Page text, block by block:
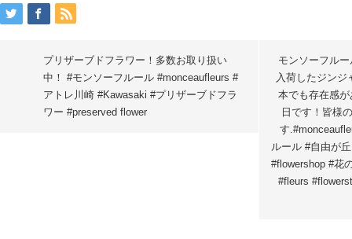
プリザーブドフラワー！多数お取り扱い
中！ #モンソーフルール #monceaufleurs #
アトレ川崎 #Kawasaki #プリザーブドフラ
ワー #preserved flower
モンソーフル
入荷したジンジ
本でも存在感
日です！皆様
す
ルール #自由が
#flowershop #花
#fleurs